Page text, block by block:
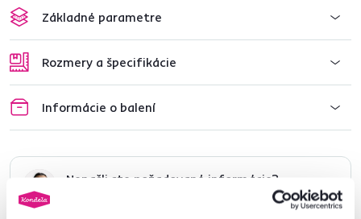
Základné parametre
Rozmery a špecifikácie
Informácie o balení
Nenašli ste požadované informácie?